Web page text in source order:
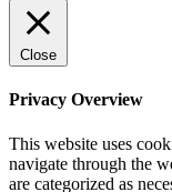
Close
Privacy Overview
This website uses
navigate through the
are categorized as